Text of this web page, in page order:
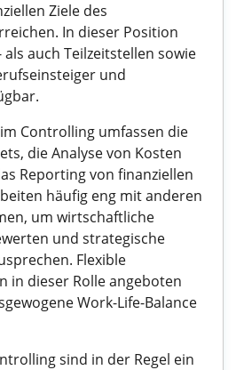
Ziele des
In dieser Position
auch Teilzeitstellen sowie
und
Controlling umfassen die
die Analyse von Kosten
Reporting von finanziellen
häufig eng mit anderen
um wirtschaftliche
und strategische
Flexible
in dieser Rolle angeboten
Work-Life-Balance
sind in der Regel ein